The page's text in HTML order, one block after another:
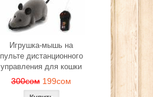
Игрушка-мышь на
пульте дистанционного
управления для кошки
300сом 199сом